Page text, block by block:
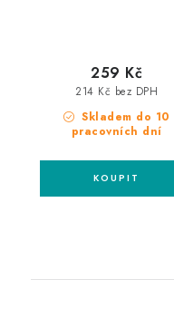
Skladem do 10
pracovních dní
214 Kč bez DPH
259 Kč